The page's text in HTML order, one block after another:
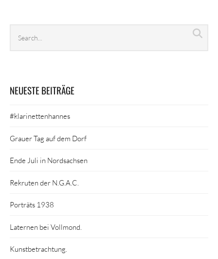
archives
NEUESTE BEITRÄGE
#klarinettenhannes
Grauer Tag auf dem Dorf
Ende Juli in Nordsachsen
Rekruten der N.G.A.C.
Porträts 1938
Laternen bei Vollmond.
Kunstbetrachtung.